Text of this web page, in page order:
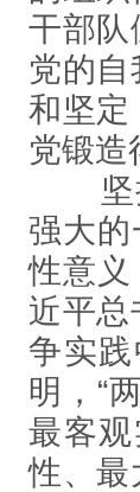
干部队
党的
和坚定
党锻造
坚持
强大的
性意义
近平总
争实
明，“
最客
性、最